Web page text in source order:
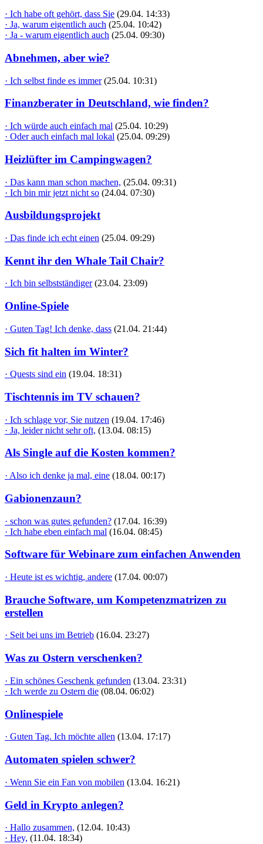
· Ich habe oft gehört, dass Sie (29.04. 14:33)
· Ja, warum eigentlich auch (25.04. 10:42)
· Ja - warum eigentlich auch (25.04. 09:30)
Abnehmen, aber wie?
· Ich selbst finde es immer (25.04. 10:31)
Finanzberater in Deutschland, wie finden?
· Ich würde auch einfach mal (25.04. 10:29)
· Oder auch einfach mal lokal (25.04. 09:29)
Heizlüfter im Campingwagen?
· Das kann man schon machen, (25.04. 09:31)
· Ich bin mir jetzt nicht so (24.04. 07:30)
Ausbildungsprojekt
· Das finde ich echt einen (25.04. 09:29)
Kennt ihr den Whale Tail Chair?
· Ich bin selbstständiger (23.04. 23:09)
Online-Spiele
· Guten Tag! Ich denke, dass (21.04. 21:44)
Sich fit halten im Winter?
· Quests sind ein (19.04. 18:31)
Tischtennis im TV schauen?
· Ich schlage vor, Sie nutzen (19.04. 17:46)
· Ja, leider nicht sehr oft, (13.04. 08:15)
Als Single auf die Kosten kommen?
· Also ich denke ja mal, eine (18.04. 00:17)
Gabionenzaun?
· schon was gutes gefunden? (17.04. 16:39)
· Ich habe eben einfach mal (16.04. 08:45)
Software für Webinare zum einfachen Anwenden
· Heute ist es wichtig, andere (17.04. 00:07)
Brauche Software, um Kompetenzmatrizen zu
erstellen
· Seit bei uns im Betrieb (16.04. 23:27)
Was zu Ostern verschenken?
· Ein schönes Geschenk gefunden (13.04. 23:31)
· Ich werde zu Ostern die (08.04. 06:02)
Onlinespiele
· Guten Tag. Ich möchte allen (13.04. 17:17)
Automaten spielen schwer?
· Wenn Sie ein Fan von mobilen (13.04. 16:21)
Geld in Krypto anlegen?
· Hallo zusammen, (12.04. 10:43)
· Hey, (11.04. 18:34)